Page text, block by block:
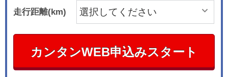
走行距離(km)
カンタンWEB申込みスタート